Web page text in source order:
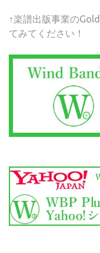
↑楽譜出版事業の
てみてください！